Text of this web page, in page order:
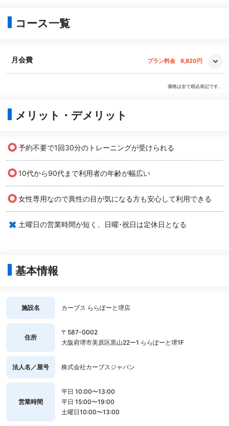
コース一覧
月会費 プラン料金 6,820円
価格は全て税込表記です。
メリット・デメリット
○予約不要で1回30分のトレーニングが受けられる
○10代から90代まで利用者の年齢が幅広い
○女性専用なので異性の目が気になる方も安心して利用できる
× 土曜日の営業時間が短く、日曜･祝日は定休日となる
基本情報
施設名 カーブス ららぽーと堺店
住所
〒587-0002
大阪府堺市美原区黒山22ー1 ららぽーと堺1F
法人名／屋号 株式会社カーブスジャパン
営業時間
平日 10:00〜13:00
平日 15:00〜19:00
土曜日10:00〜13:00